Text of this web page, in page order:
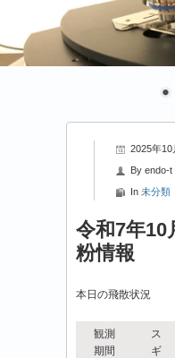
2025年10
By endo-t
In 未分類
令和7年10
粉情報
本日の飛散状況
観測
期間
ス
ギ